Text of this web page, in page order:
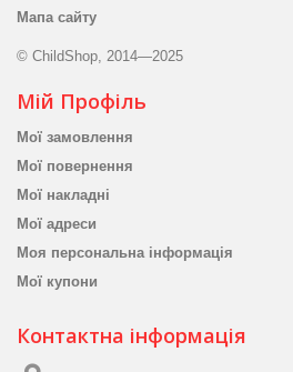
Мапа сайту
© ChildShop, 2014—2025
Мій Профіль
Мої замовлення
Мої повернення
Мої накладні
Мої адреси
Моя персональна інформація
Мої купони
Контактна інформація